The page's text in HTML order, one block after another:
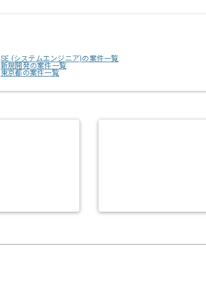
SE (システムエンジニア)の案件一覧
新規開発の案件一覧
東京都の案件一覧